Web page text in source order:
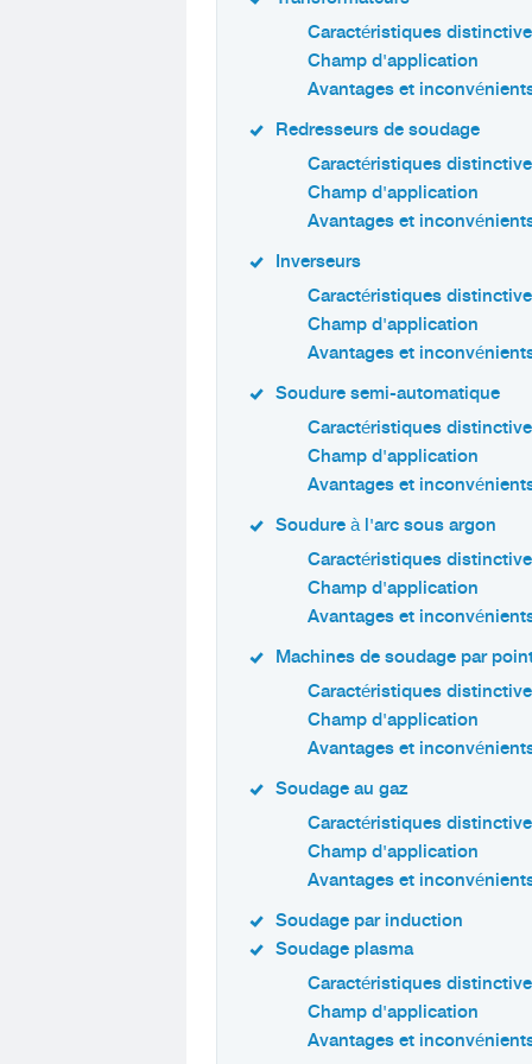
Caractéristiques
Champ d'application
Avantages et
Redresseurs de soudage
Caractéristiques
Champ d'application
Avantages et
Inverseurs
Caractéristiques
Champ d'application
Avantages et
Soudure semi-automatique
Caractéristiques
Champ d'application
Avantages et
Soudure à l'arc sous argon
Caractéristiques
Champ d'application
Avantages et
Machines de soudage par
Caractéristiques
Champ d'application
Avantages et
Soudage au gaz
Caractéristiques
Champ d'application
Avantages et
Soudage par induction
Soudage plasma
Caractéristiques
Champ d'application
Avantages et